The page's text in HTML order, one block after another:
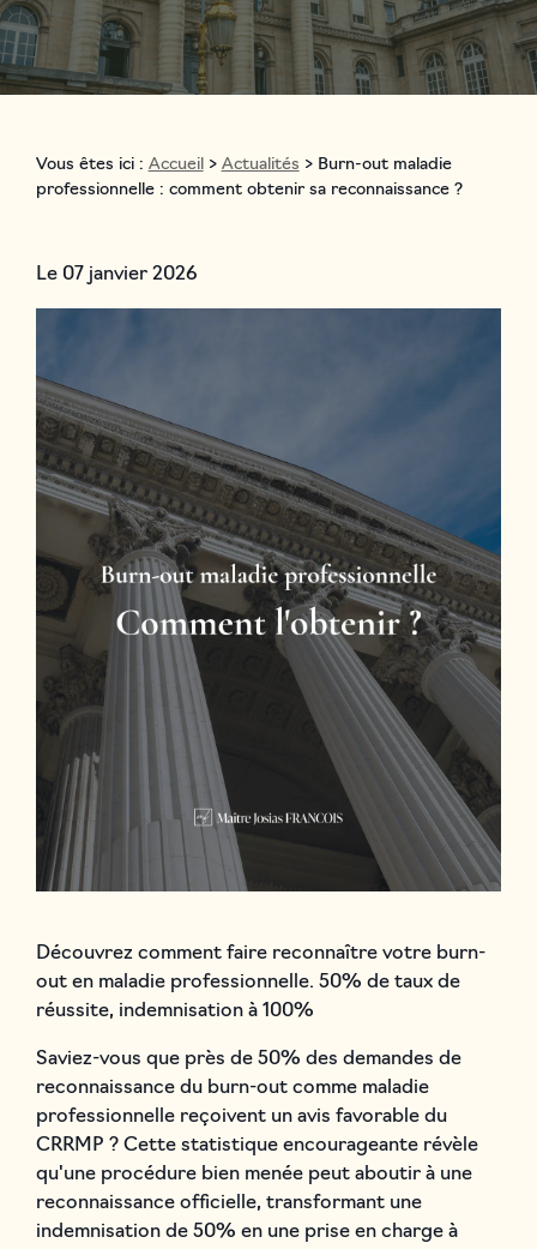
Vous êtes ici : Accueil> Actualités > Burn-out maladie
professionnelle : comment obtenir sa reconnaissance ?
Le 07 janvier 2026
Découvrez comment faire reconnaître votre burn-
out en maladie professionnelle. 50% de taux de
réussite, indemnisation à 100%
Saviez-vous que près de 50% des demandes de
reconnaissance du burn-out comme maladie
professionnelle reçoivent un avis favorable du
CRRMP ? Cette statistique encourageante révèle
qu'une procédure bien menée peut aboutir à une
reconnaissance officielle, transformant une
indemnisation de 50% en une prise en charge à